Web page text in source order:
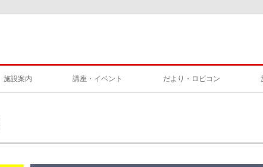
施設案内 講座・イベント だより・ロビコン